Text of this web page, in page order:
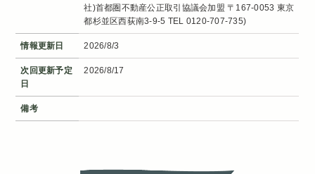
社)首都圏不動産公正取引協議会加盟 〒167-0053 東京
都杉並区西荻南3-9-5 TEL 0120-707-735)
情報更新日 2026/8/3
次回更新予定
日
2026/8/17
備考